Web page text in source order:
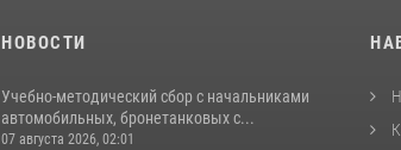
НОВОСТИ
Учебно-методический сбор с начальниками
автомобильных, бронетанковых с...
07 августа 2026, 02:01